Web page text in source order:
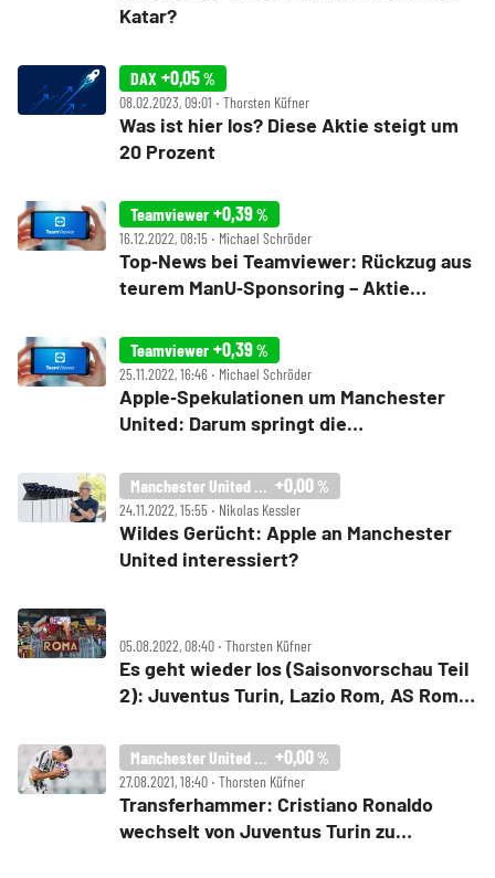
Katar?
DAX +0,05%
08.02.2023, 09:01 ‧ Thorsten Küfner
Was ist hier los? Diese Aktie steigt um
20 Prozent
Teamviewer +0,39%
16.12.2022, 08:15 ‧ Michael Schröder
Top‑News bei Teamviewer: Rückzug aus
teurem ManU‑Sponsoring – Aktie
Teamviewer +0,39%
25.11.2022, 16:46 ‧ Michael Schröder
Apple‑Spekulationen um Manchester
United: Darum springt die
Manchester United PLC +0,00 %
24.11.2022, 15:55 ‧ Nikolas Kessler
Wildes Gerücht: Apple an Manchester
United interessiert?
05.08.2022, 08:40 ‧ Thorsten Küfner
Es geht wieder los (Saisonvorschau Teil
2): Juventus Turin, Lazio Rom, AS Rom
ist heiß?
Manchester United PLC +0,00 %
27.08.2021, 18:40 ‧ Thorsten Küfner
Transferhammer: Cristiano Ronaldo
wechselt von Juventus Turin zu